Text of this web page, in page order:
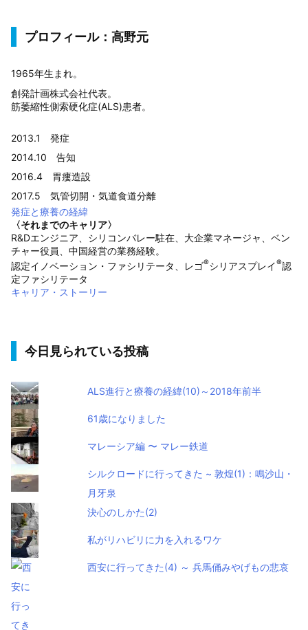
プロフィール：高野元
1965年生まれ。
創発計画株式会社代表。
筋萎縮性側索硬化症(ALS)患者。
2013.1 発症
2014.10 告知
2016.4 胃瘻造設
2017.5 気管切開・気道食道分離
発症と療養の経緯
〈それまでのキャリア〉
R&Dエンジニア、シリコンバレー駐在、大企業マネージャ、ベン
チャー役員、中国経営の業務経験。
認定イノベーション・ファシリテータ、レゴ®シリアスプレイ®認
定ファシリテータ
キャリア・ストーリー
今日見られている投稿
ALS進行と療養の経緯(10)～2018年前半
61歳になりました
マレーシア編 〜 マレー鉄道
シルクロードに行ってきた ~ 敦煌(1)：鳴沙山・
月牙泉
決心のしかた(2)
私がリハビリに力を入れるワケ
西安に行ってきた(4) ～ 兵馬俑みやげもの悲哀